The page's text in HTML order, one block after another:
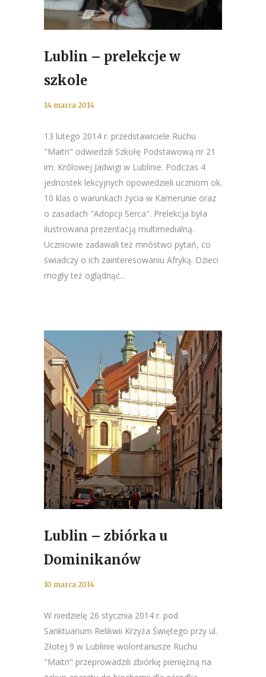
Lublin – prelekcje w
szkole
14 marca 2014
13 lutego 2014 r. przedstawiciele Ruchu
"Maitri" odwiedzili Szkołę Podstawową nr 21
im. Królowej Jadwigi w Lublinie. Podczas 4
jednostek lekcyjnych opowiedzieli uczniom ok.
10 klas o warunkach życia w Kamerunie oraz
o zasadach "Adopcji Serca". Prelekcja była
ilustrowana prezentacją multimedialną.
Uczniowie zadawali też mnóstwo pytań, co
świadczy o ich zainteresowaniu Afryką. Dzieci
mogły też oglądnąć...
Lublin – zbiórka u
Dominikanów
10 marca 2014
W niedzielę 26 stycznia 2014 r. pod
Sanktuarium Relikwii Krzyża Świętego przy ul.
Złotej 9 w Lublinie wolontariusze Ruchu
"Maitri" przeprowadzili zbiórkę pieniężną na